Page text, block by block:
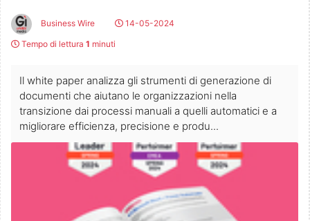
Business Wire
14-05-2024
Tempo di lettura 1 minuti
Il white paper analizza gli strumenti di generazione di
documenti che aiutano le organizzazioni nella
transizione dai processi manuali a quelli automatici e a
migliorare efficienza, precisione e produ...